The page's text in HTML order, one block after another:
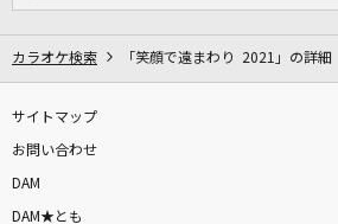
カラオケ検索 「笑顔で遠まわり 2021」の詳細
サイトマップ
お問い合わせ
DAM
DAM★とも